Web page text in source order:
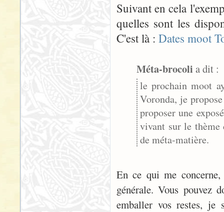
Suivant en cela
quelles sont les
C'est là : Dates moot
Méta-brocoli a dit :
le prochain moot
Voronda, je
proposer une
vivant sur le
de méta-matière.
En ce qui me
générale. Vous pouvez
emballer vos restes, je